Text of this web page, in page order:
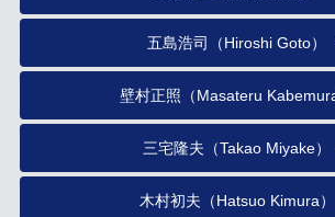
五島浩司（Hiroshi Goto）
壁村正照（Masateru Kabemura
三宅隆夫（Takao Miyake）
木村初夫（Hatsuo Kimura）